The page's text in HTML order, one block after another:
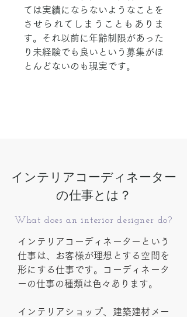
ては実績にならないようなことを
させられてしまうこともありま
す。それ以前に年齢制限があった
り未経験でも良いという募集がほ
とんどないのも現実です。
インテリアコーディネーター
の仕事とは？
What does an interior designer do?
インテリアコーディネーターという
仕事は、お客様が理想とする空間を
形にする仕事です。コーディネータ
ーの仕事の種類は色々あります。
インテリアショップ、建築建材メー